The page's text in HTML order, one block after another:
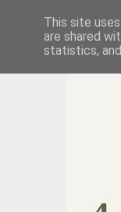
This site
are shared
statistics,